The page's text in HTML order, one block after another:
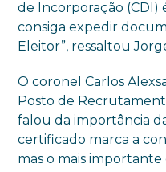
de Incorporação
consiga expedir
Eleitor”, ressaltou
O coronel Carlos
Posto de
falou da importância
certificado marca a
mas o mais